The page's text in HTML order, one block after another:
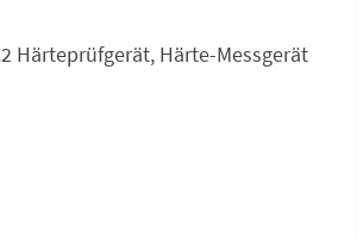
Härteprüfgerät, Härte-Messgerät